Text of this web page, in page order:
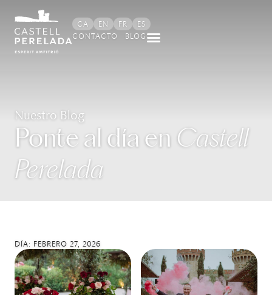
CA EN FR
ES
CONTACTO
BLOG
Nuestro Blog
Ponte al día en Castell
Perelada
DÍA: FEBRERO 27, 2026